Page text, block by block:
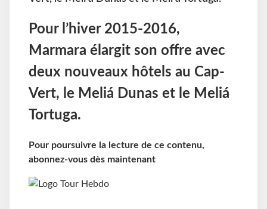
Pour l’hiver 2015-2016,
Marmara élargit son offre avec
deux nouveaux hôtels au Cap-
Vert, le Meliá Dunas et le Meliá
Tortuga.
Pour poursuivre la lecture de ce contenu,
abonnez-vous dès maintenant